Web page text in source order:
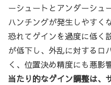
ーシュートとアンダーシュ
ハンチングが発生しやすく
恐れてゲインを過度に低く
が低下し、外乱に対するロ
く、位置決め精度にも悪影
当たり的なゲイン調整は、